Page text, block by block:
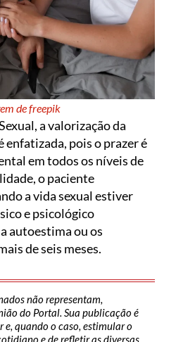
de freepik
a valorização da
enfatizada, pois o prazer é
em todos os níveis de
o paciente
a vida sexual estiver
e psicológico
autoestima ou os
de seis meses.
não representam,
do Portal. Sua publicação é
quando o caso, estimular o
e de refletir as diversas